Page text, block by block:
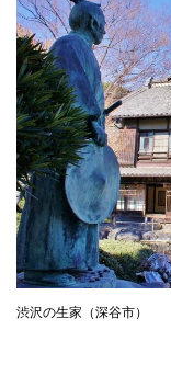
渋沢の生家（深谷市）